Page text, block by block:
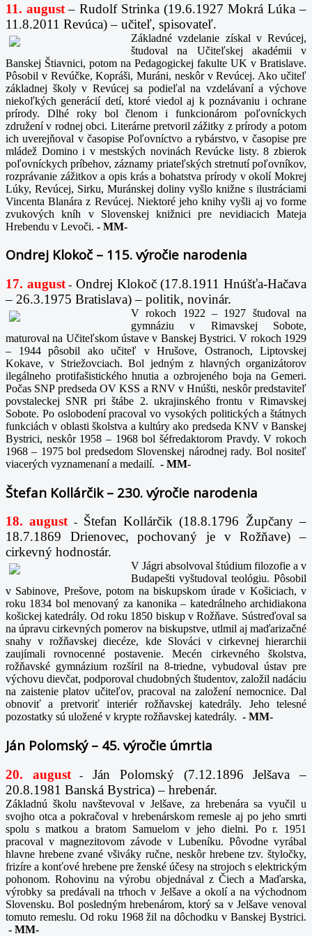
11. august – Rudolf Strinka (19.6.1927 Mokrá Lúka –
11.8.2011 Revúca) – učiteľ, spisovateľ.
Základné vzdelanie získal v Revúcej,
študoval na Učiteľskej akadémii v
Banskej Štiavnici, potom na Pedagogickej fakulte UK v Bratislave.
Pôsobil v Revúčke, Kopráši, Muráni, neskôr v Revúcej. Ako učiteľ
základnej školy v Revúcej sa podieľal na vzdelávaní a výchove
niekoľkých generácií detí, ktoré viedol aj k poznávaniu i ochrane
prírody. Dlhé roky bol členom i funkcionárom poľovníckych
združení v rodnej obci. Literárne pretvoril zážitky z prírody a potom
ich uverejňoval v časopise Poľovníctvo a rybárstvo, v časopise pre
mládež Domino i v mestských novinách Revúcke listy. 8 zbierok
poľovníckych príbehov, záznamy priateľských stretnutí poľovníkov,
rozprávanie zážitkov a opis krás a bohatstva prírody v okolí Mokrej
Lúky, Revúcej, Sirku, Muránskej doliny vyšlo knižne s ilustráciami
Vincenta Blanára z Revúcej. Niektoré jeho knihy vyšli aj vo forme
zvukových kníh v Slovenskej knižnici pre nevidiacich Mateja
Hrebendu v Levoči. - MM-
Ondrej Klokoč – 115. výročie narodenia
17. august- Ondrej Klokoč (17.8.1911 Hnúšťa-Hačava
– 26.3.1975 Bratislava) – politik, novinár.
V rokoch 1922 – 1927 študoval na
gymnáziu v Rimavskej Sobote,
maturoval na Učiteľskom ústave v Banskej Bystrici. V rokoch 1929
– 1944 pôsobil ako učiteľ v Hrušove, Ostranoch, Liptovskej
Kokave, v Striežovciach. Bol jedným z hlavných organizátorov
ilegálneho protifašistického hnutia a ozbrojeného boja na Gemeri.
Počas SNP predseda OV KSS a RNV v Hnúšti, neskôr predstaviteľ
povstaleckej SNR pri štábe 2. ukrajinského frontu v Rimavskej
Sobote. Po oslobodení pracoval vo vysokých politických a štátnych
funkciách v oblasti školstva a kultúry ako predseda KNV v Banskej
Bystrici, neskôr 1958 – 1968 bol šéfredaktorom Pravdy. V rokoch
1968 – 1975 bol predsedom Slovenskej národnej rady. Bol nositeľ
viacerých vyznamenaní a medailí. - MM-
Štefan Kollárčik – 230. výročie narodenia
18. august-
Štefan Kollárčik (18.8.1796 Župčany –
18.7.1869 Drienovec, pochovaný je v Rožňave) –
cirkevný hodnostár.
V Jágri absolvoval štúdium filozofie a v
Budapešti vyštudoval teológiu. Pôsobil
v Sabinove, Prešove, potom na biskupskom úrade v Košiciach, v
roku 1834 bol menovaný za kanonika – katedrálneho archidiakona
košickej katedrály. Od roku 1850 biskup v Rožňave. Sústreďoval sa
na úpravu cirkevných pomerov na biskupstve, utlmil aj maďarizačné
snahy v rožňavskej diecéze, kde Slováci v cirkevnej hierarchii
zaujímali rovnocenné postavenie. Mecén cirkevného školstva,
rožňavské gymnázium rozšíril na 8-triedne, vybudoval ústav pre
výchovu dievčat, podporoval chudobných študentov, založil nadáciu
na zaistenie platov učiteľov, pracoval na založení nemocnice. Dal
obnoviť a pretvoriť interiér rožňavskej katedrály. Jeho telesné
pozostatky sú uložené v krypte rožňavskej katedrály. - MM-
Ján Polomský – 45. výročie úmrtia
20. august-
Ján Polomský (7.12.1896 Jelšava –
20.8.1981 Banská Bystrica) – hrebenár.
Základnú školu navštevoval v Jelšave, za hrebenára sa vyučil u
svojho otca a pokračoval v hrebenárskom remesle aj po jeho smrti
spolu s matkou a bratom Samuelom v jeho dielni. Po r. 1951
pracoval v magnezitovom závode v Lubeníku. Pôvodne vyrábal
hlavne hrebene zvané všiváky ručne, neskôr hrebene tzv. štyločky,
frizíre a konťové hrebene pre ženské účesy na strojoch s elektrickým
pohonom. Rohovinu na výrobu objednával z Čiech a Maďarska,
výrobky sa predávali na trhoch v Jelšave a okolí a na východnom
Slovensku. Bol posledným hrebenárom, ktorý sa v Jelšave venoval
tomuto remeslu. Od roku 1968 žil na dôchodku v Banskej Bystrici.
- MM-